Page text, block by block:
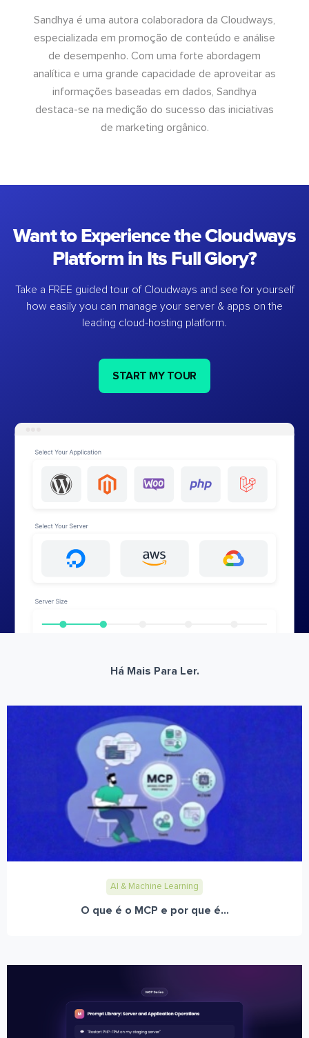
Sandhya é uma autora colaboradora da Cloudways,
especializada em promoção de conteúdo e análise
de desempenho. Com uma forte abordagem
analítica e uma grande capacidade de aproveitar as
informações baseadas em dados, Sandhya
destaca-se na medição do sucesso das iniciativas
de marketing orgânico.
Want to Experience the Cloudways
Platform in Its Full Glory?
Take a FREE guided tour of Cloudways and see for yourself
how easily you can manage your server & apps on the
leading cloud-hosting platform.
START MY TOUR
Há Mais Para Ler.
AI & Machine Learning
O que é o MCP e por que é...